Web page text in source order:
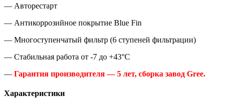
— Авторестарт
— Антикоррозийное покрытие Blue Fin
— Многоступенчатый фильтр (6 ступеней фильтрации)
— Стабильная работа от -7 до +43°С
— Гарантия производителя — 5 лет, сборка завод Gree.
Характеристики